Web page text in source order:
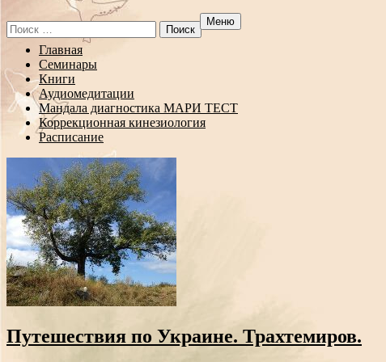
Search
for:
Меню
Перейти
содержанию
Главная
Семинары
Книги
Аудиомедитации
Мандала диагностика МАРИ ТЕСТ
Коррекционная кинезиология
Расписание
Путешествия по Украине. Трахтемиров.